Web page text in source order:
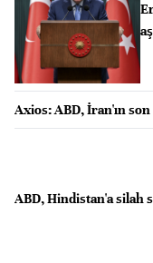
Axios: ABD, İran'ın
ABD, Hindistan'a silah